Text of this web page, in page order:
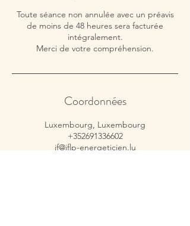
Toute séance non annulée avec un préavis
de moins de 48 heures sera facturée
intégralement.
Merci de votre compréhension.
Coordonnées
Luxembourg, Luxembourg
+352691336602
jf@jflp-energeticien.lu